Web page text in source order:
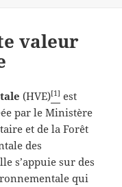
valeur
(HVE)[1] est
par le Ministère
et de la Forêt
des
s’appuie sur des
qui